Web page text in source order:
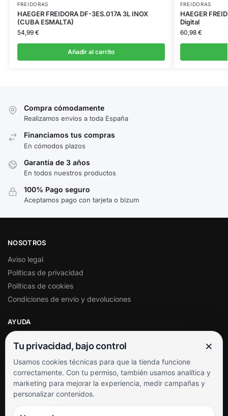
FREIDORAS
HAEGER FREIDORA DF-3ES.017A 3L INOX
(CUBA ESMALTA)
54,99 €
Añadir al carrito
FREIDORAS
HAEGER
Digital
60,98 €
Compra cómodamente
Realizamos envíos a toda España
Financiamos tus compras
En cómodos plazos
Garantía de 3 años
En todos nuestros productos
100% Pago seguro
Aceptamos pago con tarjeta o bizum
NOSOTROS
Aviso legal
Políticas de privacidad
Políticas de cookies
Condiciones de envío y devoluciones
AYUDA
Soporte al cliente
Contacto
Términos y condiciones
Preguntas frecuentes
SÍGUENOS
Tu privacidad, bajo control ×
Usamos cookies técnicas para que la tienda funcione
correctamente. Con tu permiso, también usamos analítica y
marketing para mejorar la experiencia, medir campañas y
personalizar contenidos.